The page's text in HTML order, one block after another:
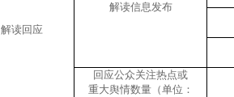
解读回应
解读信息发布
回应公众关注热点或
重大舆情数量（单位：